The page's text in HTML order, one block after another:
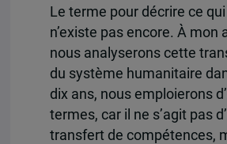
Le terme pour décrire ce
n’existe pas encore. À mon
nous analyserons cette
du système humanitaire
dix ans, nous emploierons
termes, car il ne s’agit pas
transfert de compétences,